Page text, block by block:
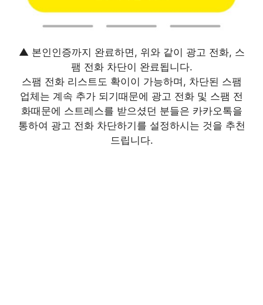
▲ 본인인증까지 완료하면, 위와 같이 광고 전화, 스
팸 전화 차단이 완료됩니다.
스팸 전화 리스트도 확이이 가능하며, 차단된 스팸
업체는 계속 추가 되기때문에 광고 전화 및 스팸 전
화때문에 스트레스를 받으셨던 분들은 카카오톡을
통하여 광고 전화 차단하기를 설정하시는 것을 추천
드립니다.